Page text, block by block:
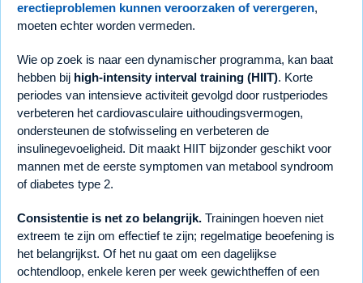
erectieproblemen kunnen veroorzaken of verergeren,
moeten echter worden vermeden.
Wie op zoek is naar een dynamischer programma, kan baat
hebben bij high-intensity interval training (HIIT). Korte
periodes van intensieve activiteit gevolgd door rustperiodes
verbeteren het cardiovasculaire uithoudingsvermogen,
ondersteunen de stofwisseling en verbeteren de
insulinegevoeligheid. Dit maakt HIIT bijzonder geschikt voor
mannen met de eerste symptomen van metabool syndroom
of diabetes type 2.
Consistentie is net zo belangrijk. Trainingen hoeven niet
extreem te zijn om effectief te zijn; regelmatige beoefening is
het belangrijkst. Of het nu gaat om een dagelijkse
ochtendloop, enkele keren per week gewichtheffen of een